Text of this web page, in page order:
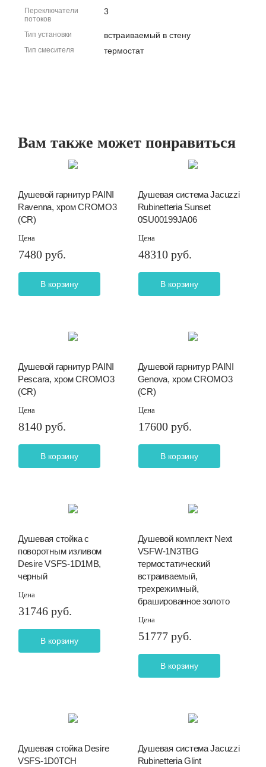
Переключатели
потоков
3
Тип установки встраиваемый в стену
Тип смесителя термостат
Вам также может понравиться
Душевой гарнитур PAINI
Ravenna, хром CROMO3
(CR)
Цена
7480 руб.
В корзину
Душевая система Jacuzzi
Rubinetteria Sunset
0SU00199JA06
Цена
48310 руб.
В корзину
Душевой гарнитур PAINI
Pescara, хром CROMO3
(CR)
Цена
8140 руб.
В корзину
Душевой гарнитур PAINI
Genova, хром CROMO3
(CR)
Цена
17600 руб.
В корзину
Душевая стойка с
поворотным изливом
Desire VSFS-1D1MB,
черный
Цена
31746 руб.
В корзину
Душевой комплект Next
VSFW-1N3TBG
термостатический
встраиваемый,
трехрежимный,
брашированное золото
Цена
51777 руб.
В корзину
Душевая стойка Desire
VSFS-1D0TCH
Душевая система Jacuzzi
Rubinetteria Glint